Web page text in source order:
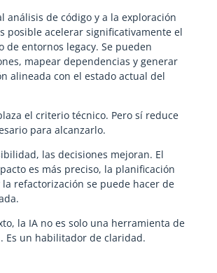
análisis de código y a la exploración
posible acelerar significativamente el
de entornos legacy. Se pueden
mapear dependencias y generar
alineada con el estado actual del
el criterio técnico. Pero sí reduce
para alcanzarlo.
las decisiones mejoran. El
es más preciso, la planificación
la refactorización se puede hacer de
la IA no es solo una herramienta de
Es un habilitador de claridad.